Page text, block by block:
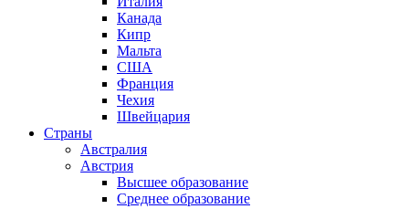
Канада
Кипр
Мальта
США
Франция
Чехия
Швейцария
Страны
Австралия
Австрия
Высшее образование
Среднее образование